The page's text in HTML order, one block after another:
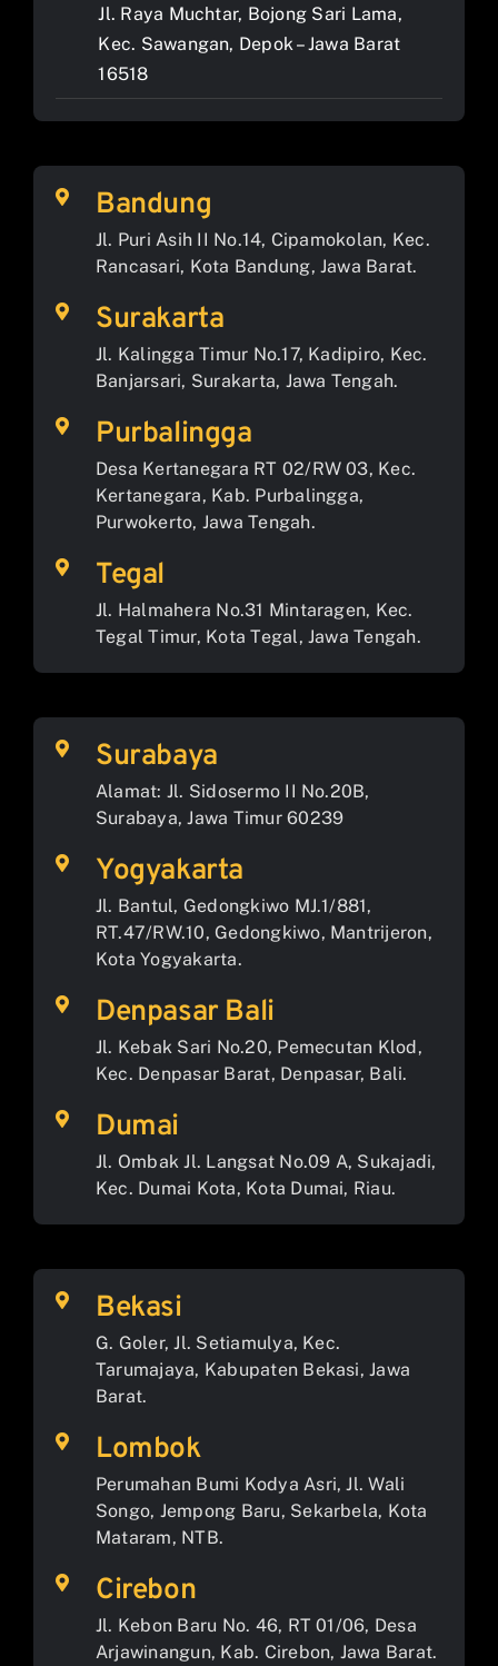
Jl. Raya Muchtar, Bojong Sari Lama,
Kec. Sawangan, Depok – Jawa Barat
16518
Bandung
Jl. Puri Asih II No.14, Cipamokolan, Kec.
Rancasari, Kota Bandung, Jawa Barat.
Surakarta
Jl. Kalingga Timur No.17, Kadipiro, Kec.
Banjarsari, Surakarta, Jawa Tengah.
Purbalingga
Desa Kertanegara RT 02/RW 03, Kec.
Kertanegara, Kab. Purbalingga,
Purwokerto, Jawa Tengah.
Tegal
Jl. Halmahera No.31 Mintaragen, Kec.
Tegal Timur, Kota Tegal, Jawa Tengah.
Surabaya
Alamat: Jl. Sidosermo II No.20B,
Surabaya, Jawa Timur 60239
Yogyakarta
Jl. Bantul, Gedongkiwo MJ.1/881,
RT.47/RW.10, Gedongkiwo, Mantrijeron,
Kota Yogyakarta.
Denpasar Bali
Jl. Kebak Sari No.20, Pemecutan Klod,
Kec. Denpasar Barat, Denpasar, Bali.
Dumai
Jl. Ombak Jl. Langsat No.09 A, Sukajadi,
Kec. Dumai Kota, Kota Dumai, Riau.
Bekasi
G. Goler, Jl. Setiamulya, Kec.
Tarumajaya, Kabupaten Bekasi, Jawa
Barat.
Lombok
Perumahan Bumi Kodya Asri, Jl. Wali
Songo, Jempong Baru, Sekarbela, Kota
Mataram, NTB.
Cirebon
Jl. Kebon Baru No. 46, RT 01/06, Desa
Arjawinangun, Kab. Cirebon, Jawa Barat.